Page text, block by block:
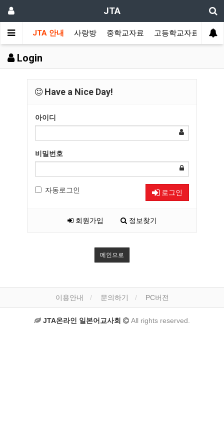
JTA
JTA 안내 사랑방 중학교자료 고등학교자료 멀
Login
Have a Nice Day!
아이디
비밀번호
자동로그인 로그인
회원가입 정보찾기
메인으로
이용안내 문의하기 PC버전
JTA온라인 일본어교사회 All rights reserved.